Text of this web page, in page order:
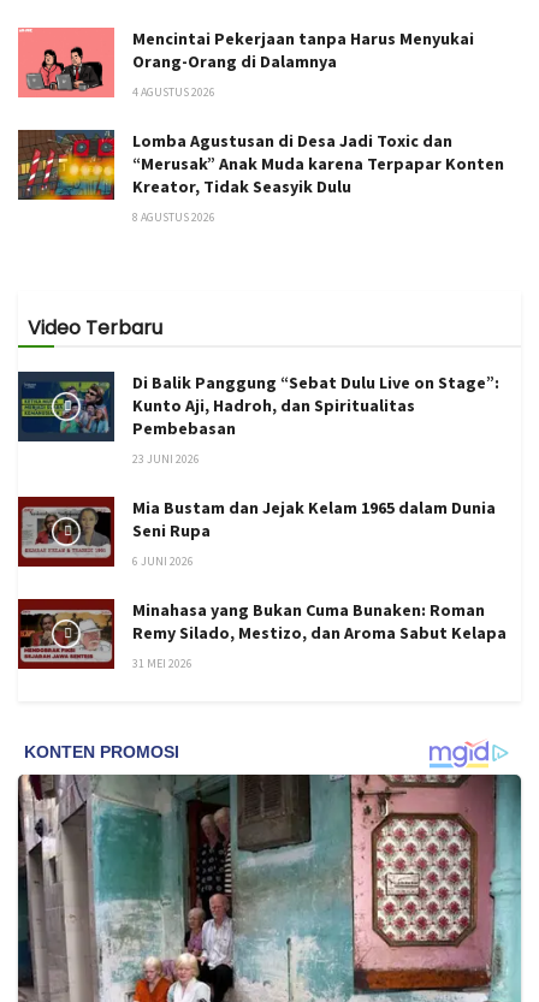
Mencintai Pekerjaan tanpa Harus Menyukai
Orang-Orang di Dalamnya
4 AGUSTUS 2026
Lomba Agustusan di Desa Jadi Toxic dan
“Merusak” Anak Muda karena Terpapar Konten
Kreator, Tidak Seasyik Dulu
8 AGUSTUS 2026
Video Terbaru
Di Balik Panggung “Sebat Dulu Live on Stage”:
Kunto Aji, Hadroh, dan Spiritualitas
Pembebasan
23 JUNI 2026
Mia Bustam dan Jejak Kelam 1965 dalam Dunia
Seni Rupa
6 JUNI 2026
Minahasa yang Bukan Cuma Bunaken: Roman
Remy Silado, Mestizo, dan Aroma Sabut Kelapa
31 MEI 2026